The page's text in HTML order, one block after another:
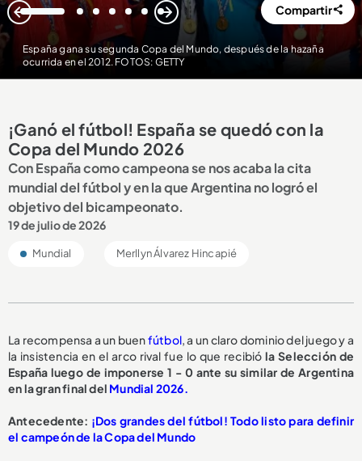
España gana su segunda Copa del Mundo, después de la hazaña
ocurrida en el 2012. FOTOS: GETTY
1 2 3 4 5 6 7 Compartir
¡Ganó el fútbol! España se quedó con la
Copa del Mundo 2026
Con España como campeona se nos acaba la cita
mundial del fútbol y en la que Argentina no logró el
objetivo del bicampeonato.
19 de julio de 2026
Mundial Merllyn Álvarez Hincapié
La recompensa a un buenfútbol, a un claro dominio del juego y a
la insistencia en el arco rival fue lo que recibióla Selección de
España luego de imponerse 1 - 0 ante su similar de Argentina
en la gran final del Mundial 2026.
Antecedente: ¡Dos grandes del fútbol! Todo listo para definir
el campeón de la Copa del Mundo